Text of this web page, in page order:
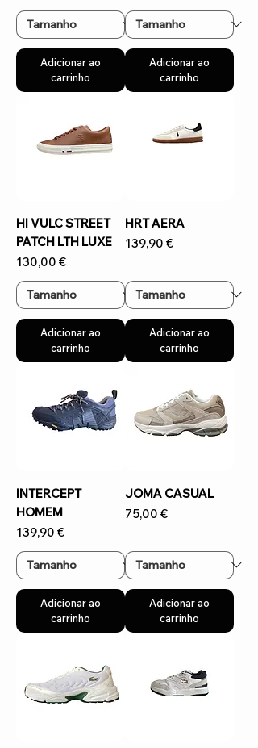
Adicionar ao
carrinho
Adicionar ao
carrinho
HI VULC STREET
PATCH LTH LUXE
Preço
130,00 €
Adicionar ao
carrinho
HRT AERA
Preço
139,90 €
Adicionar ao
carrinho
INTERCEPT
HOMEM
Preço
139,90 €
Adicionar ao
carrinho
JOMA CASUAL
Preço
75,00 €
Adicionar ao
carrinho